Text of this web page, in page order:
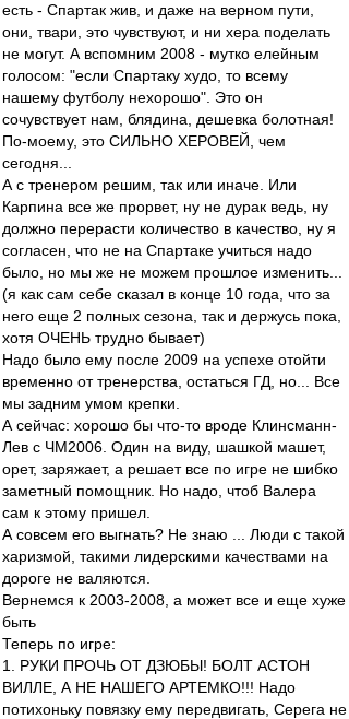
есть - Спартак жив, и даже на верном пути,
они, твари, это чувствуют, и ни хера поделать
не могут. А вспомним 2008 - мутко елейным
голосом: "если Спартаку худо, то всему
нашему футболу нехорошо". Это он
сочувствует нам, блядина, дешевка болотная!
По-моему, это СИЛЬНО ХЕРОВЕЙ, чем
сегодня...
А с тренером решим, так или иначе. Или
Карпина все же прорвет, ну не дурак ведь, ну
должно перерасти количество в качество, ну я
согласен, что не на Спартаке учиться надо
было, но мы же не можем прошлое изменить...
(я как сам себе сказал в конце 10 года, что за
него еще 2 полных сезона, так и держусь пока,
хотя ОЧЕНЬ трудно бывает)
Надо было ему после 2009 на успехе отойти
временно от тренерства, остаться ГД, но... Все
мы задним умом крепки.
А сейчас: хорошо бы что-то вроде Клинсманн-
Лев с ЧМ2006. Один на виду, шашкой машет,
орет, заряжает, а решает все по игре не шибко
заметный помощник. Но надо, чтоб Валера
сам к этому пришел.
А совсем его выгнать? Не знаю ... Люди с такой
харизмой, такими лидерскими качествами на
дороге не валяются.
Вернемся к 2003-2008, а может все и еще хуже
быть
Теперь по игре:
1. РУКИ ПРОЧЬ ОТ ДЗЮБЫ! БОЛТ АСТОН
ВИЛЛЕ, А НЕ НАШЕГО АРТЕМКО!!! Надо
потихоньку повязку ему передвигать, Серега не